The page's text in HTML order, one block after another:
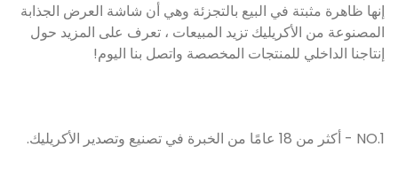
إنها ظاهرة مثبتة في البيع بالتجزئة وهي أن شاشة العرض الجذابة
المصنوعة من الأكريليك تزيد المبيعات ، تعرف على المزيد حول
إنتاجنا الداخلي للمنتجات المخصصة واتصل بنا اليوم!
NO.1 - أكثر من 18 عامًا من الخبرة في تصنيع وتصدير الأكريليك.